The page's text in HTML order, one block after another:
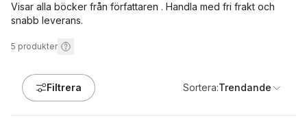
Visar alla böcker från författaren . Handla med fri frakt och
snabb leverans.
5 produkter
Filtrera Sortera:Trendande